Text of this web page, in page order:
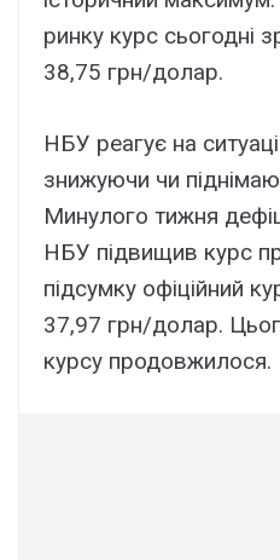
ринку курс сьогодні
38,75 грн/долар.
НБУ реагує на
знижуючи чи
Минулого тижня
НБУ підвищив курс
підсумку офіційний
37,97 грн/долар.
курсу продовжилося.